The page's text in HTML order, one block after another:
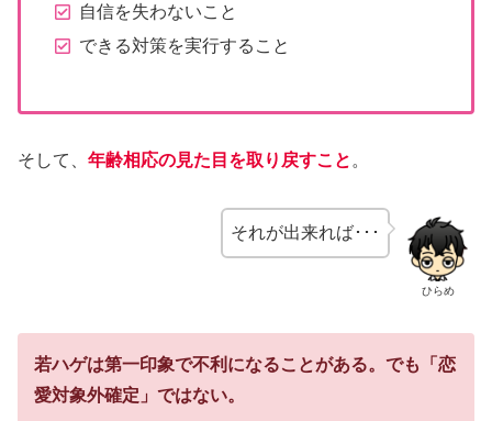
自信を失わないこと
できる対策を実行すること
そして、 年齢相応の見た目を取り戻すこと 。
ひらめ
それが出来れば･･･
若ハゲは第一印象で不利になることがある。でも「恋
愛対象外確定」ではない。